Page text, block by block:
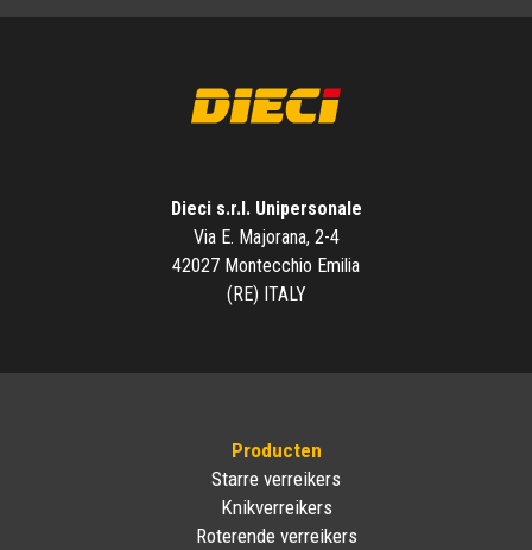
Dieci s.r.l. Unipersonale
Via E. Majorana, 2-4
42027 Montecchio Emilia
(RE) ITALY
Producten
Starre verreikers
Knikverreikers
Roterende verreikers